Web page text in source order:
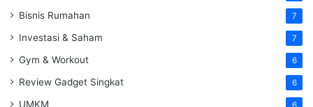
Bisnis Rumahan 7
Investasi & Saham 7
Gym & Workout 6
Review Gadget Singkat 6
UMKM 6